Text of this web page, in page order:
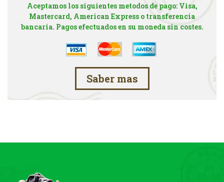
Aceptamos los siguientes metodos de pago: Visa,
Mastercard, American Express o transferencia
bancaria. Pagos efectuados en su moneda sin costes.
Saber mas